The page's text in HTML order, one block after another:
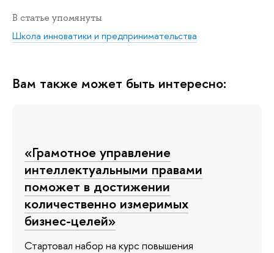
В статье упомянуты
Школа инноватики и предпринимательства
Вам также может быть интересно:
«Грамотное управление
интеллектуальными правами
поможет в достижении
количественно измеримых
бизнес-целей»
Стартовал набор на курс повышения